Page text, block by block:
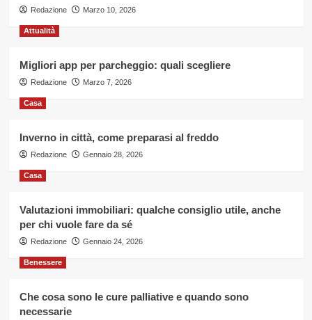
Redazione Marzo 10, 2026
Attualità
Migliori app per parcheggio: quali scegliere
Redazione Marzo 7, 2026
Casa
Inverno in città, come preparasi al freddo
Redazione Gennaio 28, 2026
Casa
Valutazioni immobiliari: qualche consiglio utile, anche
per chi vuole fare da sé
Redazione Gennaio 24, 2026
Benessere
Che cosa sono le cure palliative e quando sono
necessarie